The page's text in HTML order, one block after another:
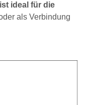
ideal für die
als Verbindung